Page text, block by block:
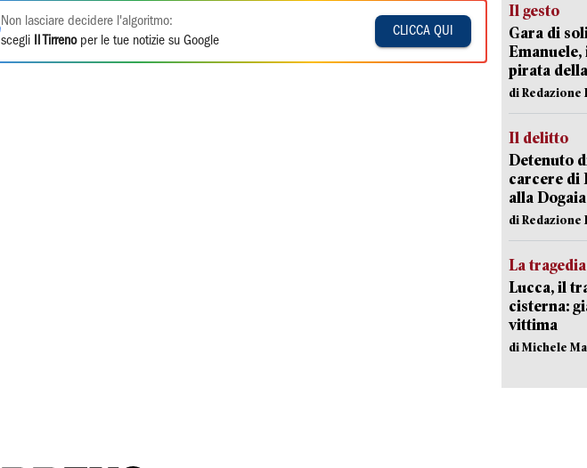
Non lasciare decidere l'algoritmo:
scegli
Il Tirrenoper le tue notizie su Google
CLICCA QUI
Il gesto
Gara di
Emanuele,
pirata
di Redazione
Il delitto
Detenuto
carcere di
alla Dogaia
di Redazione
La tragedia
Lucca, il
cisterna:
vittima
di Michele